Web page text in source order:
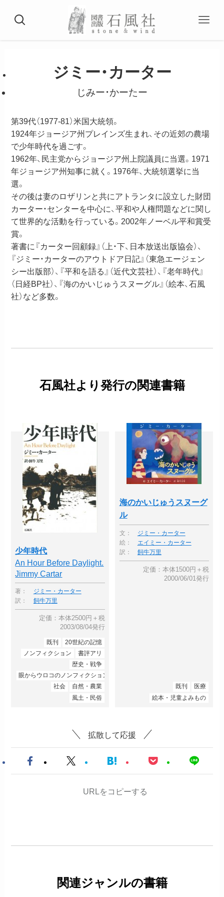
ジミー・カーター
じみー・かーたー
第39代（1977-81）米国大統領。
1924年ジョージア州プレインズ生まれ、その近郊の農場
で少年時代を過ごす。
1962年、民主党からジョージア州上院議員に当選。1971
年ジョージア州知事に就く。1976年、大統領選挙に当
選。
その後は妻のロザリンと共にアトランタに設立した財団
カーター・センターを中心に、平和や人権問題などに関し
て世界的な活動を行っている。2002年ノーベル平和賞受
賞。
著書に『カーター回顧録』（上・下、日本放送出版協会）、
『ジミー・カーターのアウトドア日記』（東急エージェン
シー出版部）、『平和を語る』（近代文芸社）、『老年時代』
（日経BP社）、『海のかいじゅうスヌーグル』（絵本、石風
社）など多数。
石風社より発行の関連書籍
少年時代
An Hour Before Daylight.
Jimmy Cartar
著：
ジミー・カーター
訳：
飼牛万里
定価：本体2500円＋税
2003/08/04発行
既刊
20世紀の記憶
ノンフィクション
書評アリ
歴史・戦争
眼からウロコのノンフィクション
社会
自然・農業
風土・民俗
海のかいじゅうスヌーグ
ル
文：
ジミー・カーター
絵：
エイミー・カーター
訳：
飼牛万里
定価：本体1500円＋税
2000/06/01発行
既刊
医療
絵本・児童よみもの
拡散して応援
URLをコピーする
関連ジャンルの書籍